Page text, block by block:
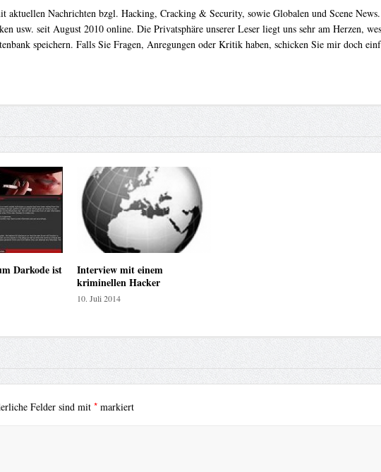
aktuellen Nachrichten bzgl. Hacking, Cracking & Security, sowie Globalen und Scene
usw. seit August 2010 online. Die Privatsphäre unserer Leser liegt uns sehr am Herzen,
speichern. Falls Sie Fragen, Anregungen oder Kritik haben, schicken Sie mir doch
Darkode ist
Interview mit einem
kriminellen Hacker
10. Juli 2014
Felder sind mit *markiert